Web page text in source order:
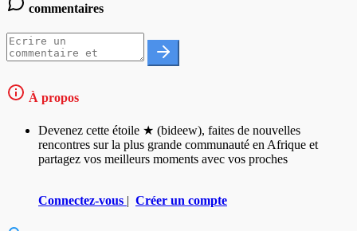
commentaires
À propos
Devenez cette étoile ★ (bideew), faites de nouvelles
rencontres sur la plus grande communauté en Afrique et
partagez vos meilleurs moments avec vos proches
Connectez-vous | Créer un compte